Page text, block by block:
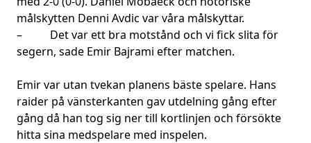
målskytten Denni Avdic var våra målskyttar.
– Det var ett bra motstånd och vi fick slita för
segern, sade Emir Bajrami efter matchen.
Emir var utan tvekan planens bäste spelare. Hans
raider på vänsterkanten gav utdelning gång efter
gång då han tog sig ner till kortlinjen och försökte
hitta sina medspelare med inspelen.